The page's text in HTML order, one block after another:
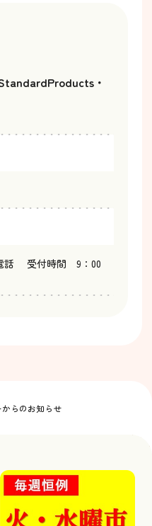
・
話 受付時間 9：00
からのお知らせ